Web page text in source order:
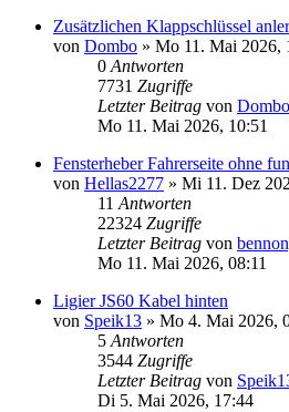
Zusätzlichen Klappschlüssel
von Dombo » Mo 11. Mai 2026,
0Antworten
7731 Zugriffe
Letzter Beitrag von Dombo
Mo 11. Mai 2026, 10:51
Fensterheber Fahrerseite ohne
von Hellas2277 » Mi 11. Dez
11Antworten
22324 Zugriffe
Letzter Beitrag von
Mo 11. Mai 2026, 08:11
Ligier JS60 Kabel hinten
von Speik13 » Mo 4. Mai 2026,
5Antworten
3544 Zugriffe
Letzter Beitrag von
Di 5. Mai 2026, 17:44